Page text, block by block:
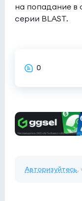
на попадание в
серии BLAST.
0
Авторизуйтесь,